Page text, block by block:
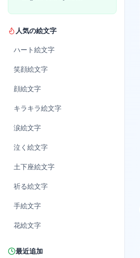
人気の絵文字
ハート 絵文字
笑顔絵文字
顔絵文字
キラキラ絵文字
涙絵文字
泣く 絵文字
土下座絵文字
祈る絵文字
手絵文字
花絵文字
最近追加